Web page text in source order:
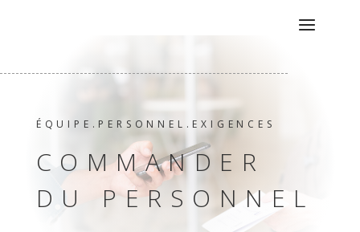
ÉQUIPE.PERSONNEL.EXIGENCES
COMMANDER
DU PERSONNEL